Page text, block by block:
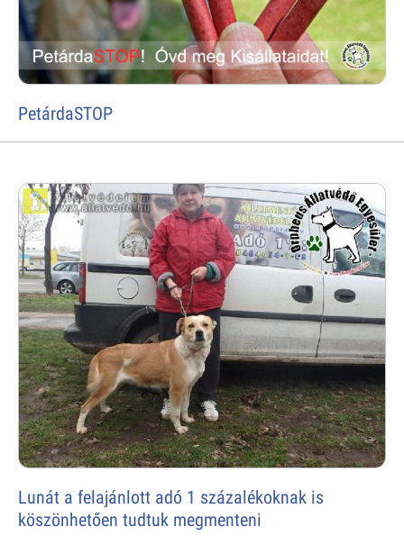
PetárdaSTOP
Lunát a felajánlott adó 1 százalékoknak is
köszönhetően tudtuk megmenteni